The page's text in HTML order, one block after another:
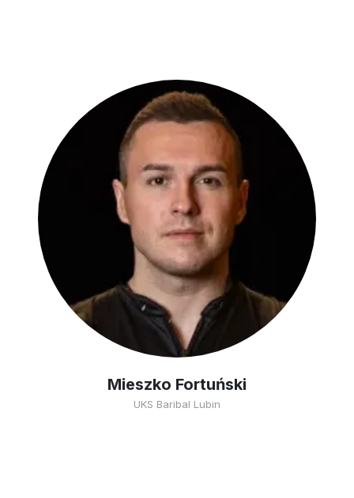
Mieszko Fortuński
UKS Baribal Lubin